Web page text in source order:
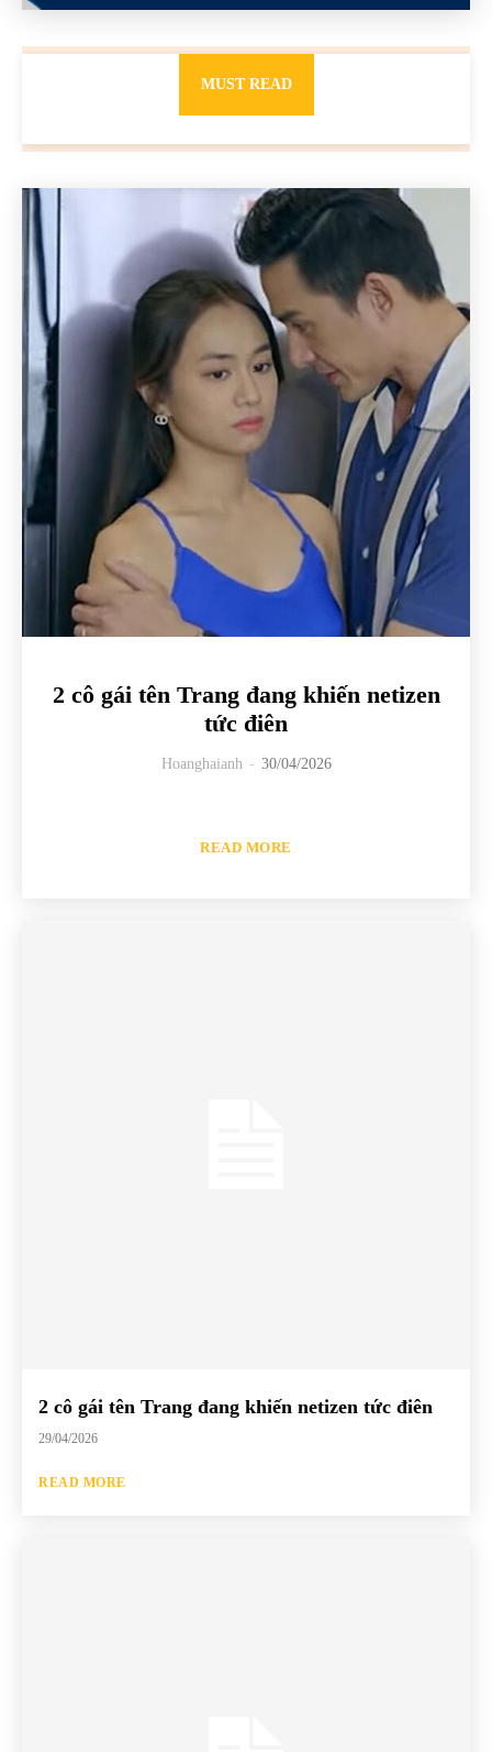
MUST READ
2 cô gái tên Trang đang khiến netizen tức điên
2 cô gái tên Trang đang khiến netizen
tức điên
Hoanghaianh - 30/04/2026
READ MORE
2 cô gái tên Trang đang khiến netizen tức điên
29/04/2026
READ MORE